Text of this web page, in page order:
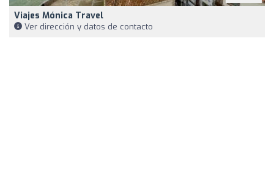
Viajes Mónica Travel
Ver dirección y datos de contacto